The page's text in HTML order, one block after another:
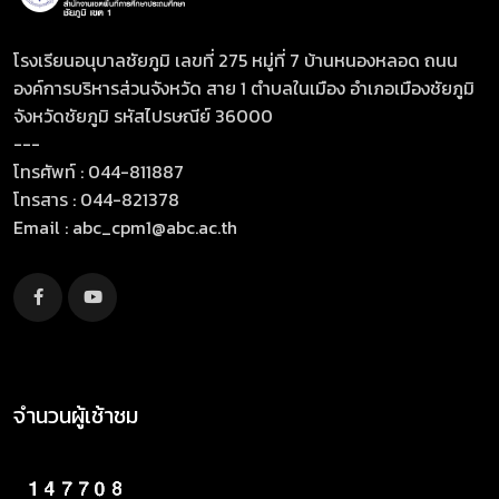
โรงเรียนอนุบาลชัยภูมิ เลขที่ 275 หมู่ที่ 7 บ้านหนองหลอด ถนน
องค์การบริหารส่วนจังหวัด สาย 1 ตำบลในเมือง อำเภอเมืองชัยภูมิ
จังหวัดชัยภูมิ รหัสไปรษณีย์ 36000
---
โทรศัพท์ : 044-811887
โทรสาร : 044-821378
Email : abc_cpm1@abc.ac.th
จำนวนผู้เช้าชม